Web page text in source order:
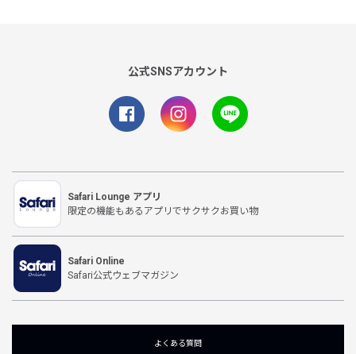
公式SNSアカウント
Safari Lounge アプリ
限定の機能もあるアプリでサクサクお買い物
Safari Online
Safari公式ウェブマガジン
よくある質問